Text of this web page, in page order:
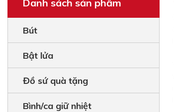
Danh sách sản phẩm
Bút
Bật lửa
Đồ sứ quà tặng
Bình/ca giữ nhiệt